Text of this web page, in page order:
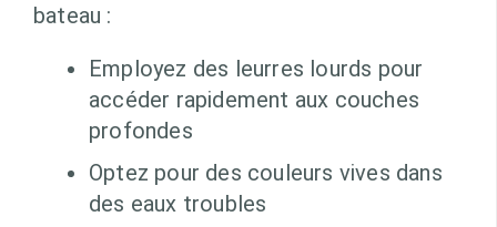
bateau :
Employez des leurres lourds pour
accéder rapidement aux couches
profondes
Optez pour des couleurs vives dans
des eaux troubles